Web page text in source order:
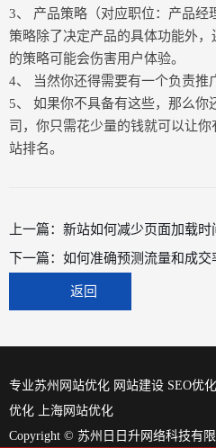
3、 产品策略（对应职位：产品经
策略除了决定产品的具体功能外
的策略可能会伤害用户体验。
4、 当然你还得需要有一个负责推
5、 如果你不具备有这些，那么你
司，你只需花少量的钱就可以让
站排名。
上一篇： 新站如何减少页面加载时
下一篇： 如何准确预测流量和成交
返回
专业苏州网站优化 网站建设 SEO优
优化
上海网站优化
Copyright © 苏州日日升网络科技有